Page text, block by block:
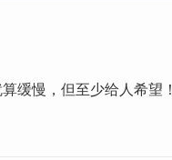
缓慢，但至少给人希望！